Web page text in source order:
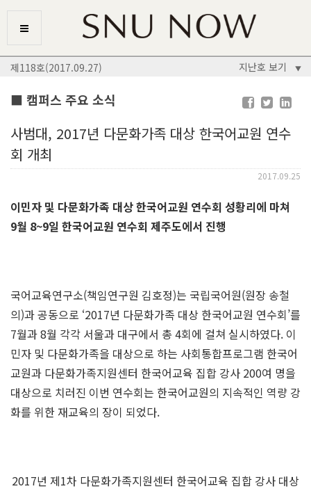
제118호(2017.09.27) 지난호 보기 ▼
■ 캠퍼스 주요 소식
사범대, 2017년 다문화가족 대상 한국어교원 연수
회 개최
2017.09.25
이민자 및 다문화가족 대상 한국어교원 연수회 성황리에 마쳐
9월 8~9일 한국어교원 연수회 제주도에서 진행
국어교육연구소(책임연구원 김호정)는 국립국어원(원장 송철
의)과 공동으로 ‘2017년 다문화가족 대상 한국어교원 연수회’를
7월과 8월 각각 서울과 대구에서 총 4회에 걸쳐 실시하였다. 이
민자 및 다문화가족을 대상으로 하는 사회통합프로그램 한국어
교원과 다문화가족지원센터 한국어교육 집합 강사 200여 명을
대상으로 치러진 이번 연수회는 한국어교원의 지속적인 역량 강
화를 위한 재교육의 장이 되었다.
2017년 제1차 다문화가족지원센터 한국어교육 집합 강사 대상